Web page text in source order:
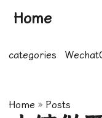
Home
categories
Home » Posts